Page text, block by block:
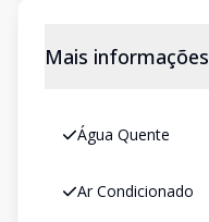
Mais informações
Água Quente
Ar Condicionado